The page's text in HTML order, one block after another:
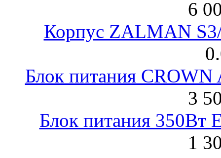
6
Корпус ZALMAN
Блок питания
3
Блок питания 350Вт
1